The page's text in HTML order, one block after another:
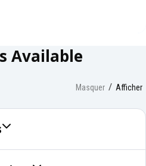
Available
Masquer Afficher